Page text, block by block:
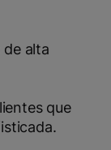
alta
que